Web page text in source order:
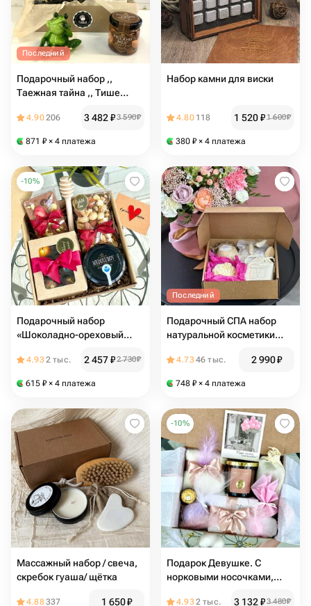
Последний
Подарочный набор ,,
Таежная тайна ,, Тише
мужчины/ женщины/
маме /
4.90206 3 482₽3 590₽
871 ₽ × 4 платежа
Набор камни для виски
4.80 118 1 520₽1 600₽
380 ₽ × 4 платежа
-10%
Подарочный набор
«Шоколадно-ореховый
4.932 тыс. 2 457₽2 730₽
615 ₽ × 4 платежа
Последний
Подарочный СПА набор
натуральной косметики
за телом ROSE
4.7346 тыс. 2 990₽
748 ₽ × 4 платежа
Массажный набор / свеча,
скребок гуаша/ щётка
4.88337 1 650₽
-10%
Подарок Девушке. С
норковыми носочками,
4.932 тыс. 3 132₽3 480₽